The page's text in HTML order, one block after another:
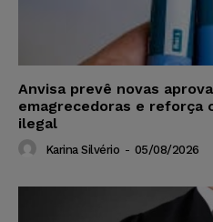
Anvisa prevê novas
emagrecedoras e reforça
ilegal
Karina Silvério - 05/08/2026